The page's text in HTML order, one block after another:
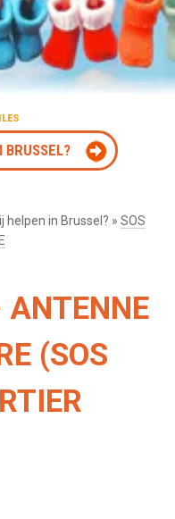
helpen in Brussel? »SOS
ANTENNE
(SOS